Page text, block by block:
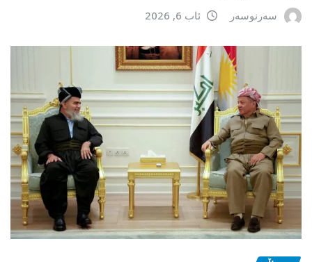
سەرنوسەر ئاب 6, 2026